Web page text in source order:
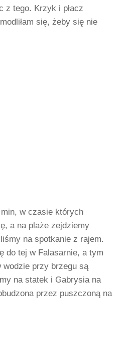
z tego. Krzyk i płacz
się, żeby się nie
w czasie których
a na plaże zejdziemy
na spotkanie z rajem.
do tej w Falasarnie, a tym
wodzie przy brzegu są
na statek i Gabrysia na
przez puszczoną na